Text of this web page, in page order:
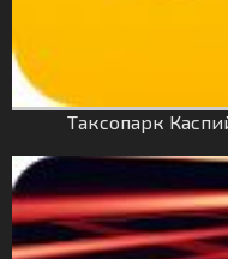
Таксопарк